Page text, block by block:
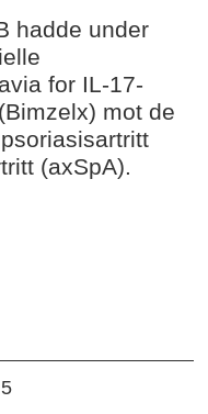
hadde under
for IL-17-
mot de
(axSpA).